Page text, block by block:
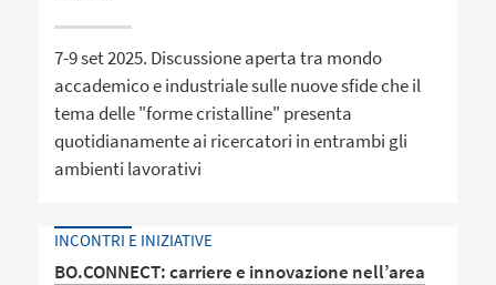
7-9 set 2025. Discussione aperta tra mondo
accademico e industriale sulle nuove sfide che il
tema delle "forme cristalline" presenta
quotidianamente ai ricercatori in entrambi gli
ambienti lavorativi
INCONTRI E INIZIATIVE
BO.CONNECT: carriere e innovazione nell’area